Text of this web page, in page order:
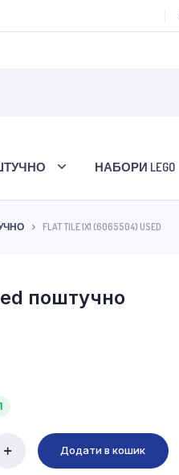
НАБОРИ LEGO
FLAT TILE 1X1 (6065504) USED
поштучно
Додати в кошик